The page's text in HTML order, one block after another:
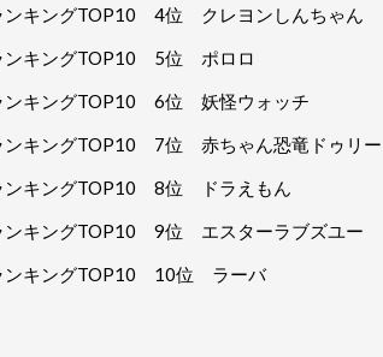
ンキングTOP10 4位 クレヨンしんちゃん
ンキングTOP10 5位 ポロロ
ンキングTOP10 6位 妖怪ウォッチ
ンキングTOP10 7位 赤ちゃん恐竜ドゥリー
ンキングTOP10 8位 ドラえもん
ンキングTOP10 9位 エスターラブズユー
ンキングTOP10 10位 ラーバ